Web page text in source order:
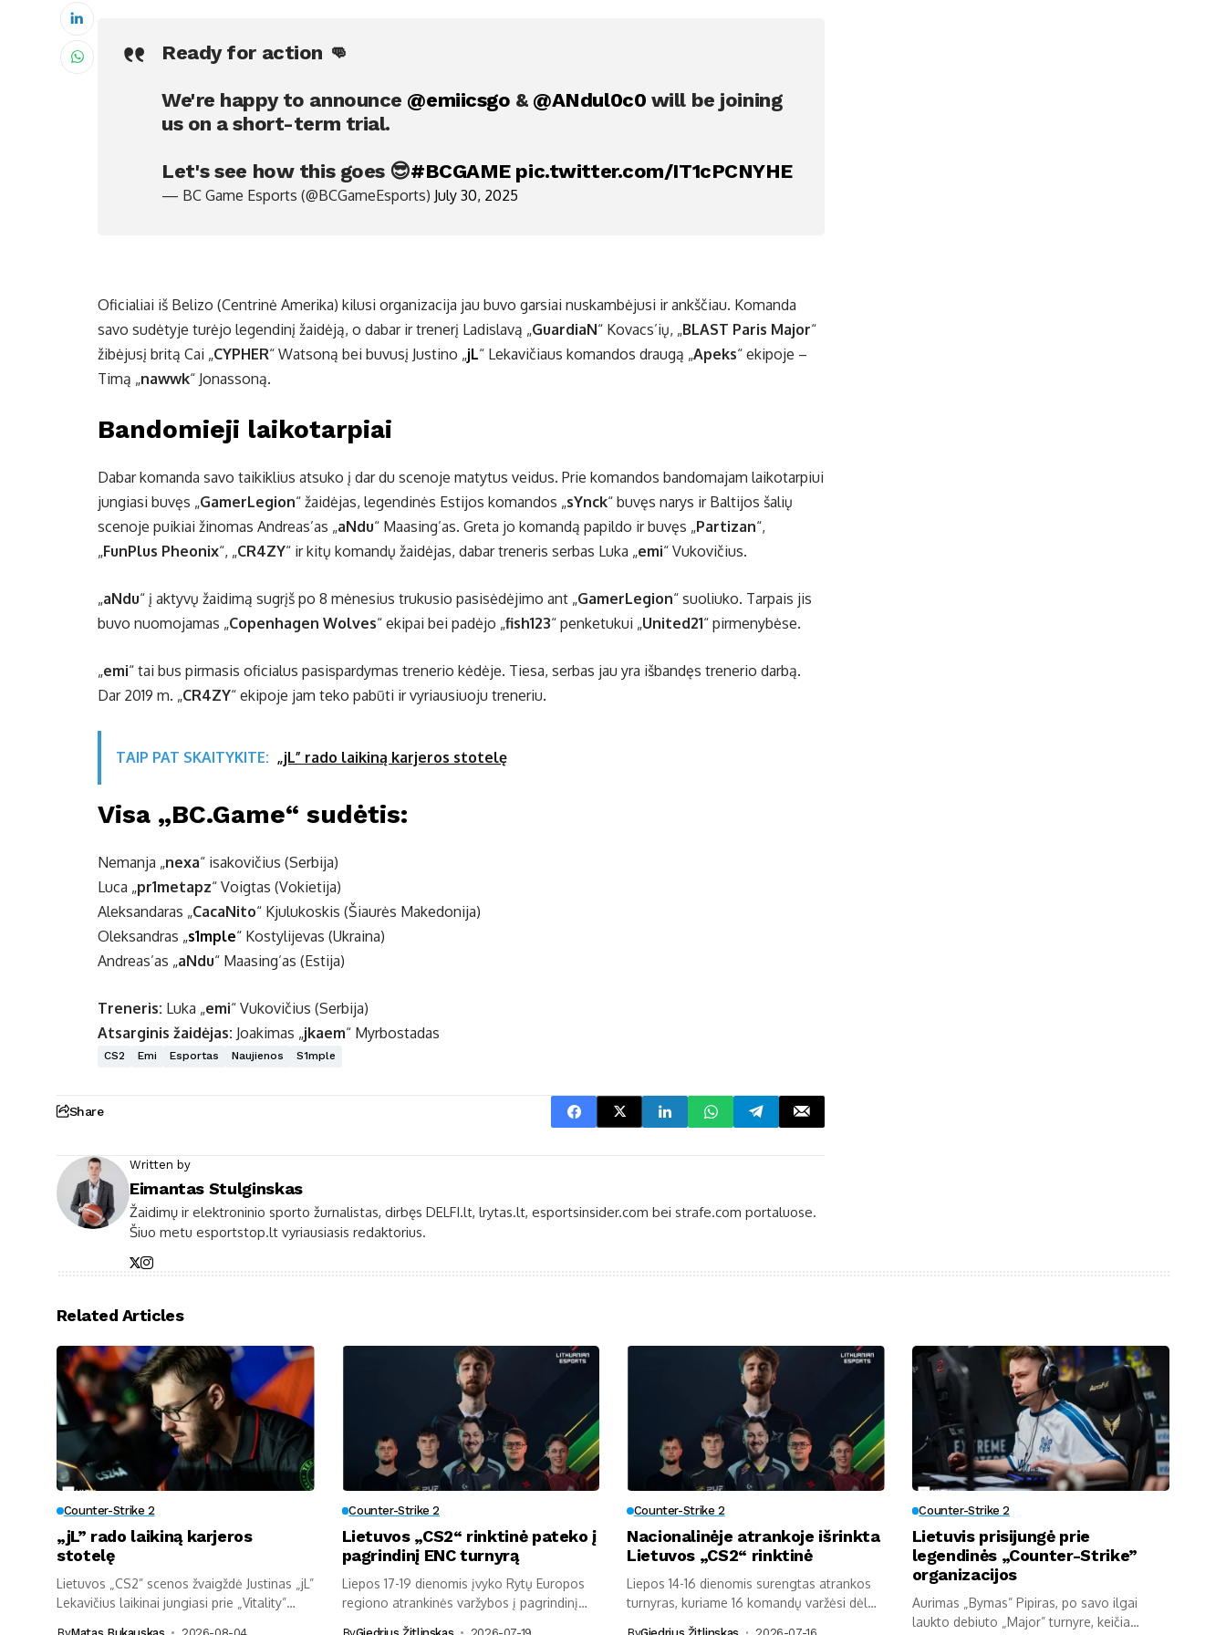
Ready for action 👊
We're happy to announce @emiicsgo & @ANdul0c0 will be joining
us on a short-term trial.
Let's see how this goes 😎#BCGAME pic.twitter.com/IT1cPCNYHE
— BC Game Esports (@BCGameEsports) July 30, 2025
Oficialiai iš Belizo (Centrinė Amerika) kilusi organizacija jau buvo garsiai nuskambėjusi ir ankščiau. Komanda
savo sudėtyje turėjo legendinį žaidėją, o dabar ir trenerį Ladislavą „GuardiaN“ Kovacs’ių, „BLAST Paris Major“
žibėjusį britą Cai „CYPHER“ Watsoną bei buvusį Justino „jL“ Lekavičiaus komandos draugą „Apeks“ ekipoje –
Timą „nawwk“ Jonassoną.
Bandomieji laikotarpiai
Dabar komanda savo taikiklius atsuko į dar du scenoje matytus veidus. Prie komandos bandomajam laikotarpiui
jungiasi buvęs „GamerLegion“ žaidėjas, legendinės Estijos komandos „sYnck“ buvęs narys ir Baltijos šalių
scenoje puikiai žinomas Andreas’as „aNdu“ Maasing’as. Greta jo komandą papildo ir buvęs „Partizan“,
„FunPlus Pheonix“, „CR4ZY“ ir kitų komandų žaidėjas, dabar treneris serbas Luka „emi“ Vukovičius.
„aNdu“ į aktyvų žaidimą sugrįš po 8 mėnesius trukusio pasisėdėjimo ant „GamerLegion“ suoliuko. Tarpais jis
buvo nuomojamas „Copenhagen Wolves“ ekipai bei padėjo „fish123“ penketukui „United21“ pirmenybėse.
„emi“ tai bus pirmasis oficialus pasispardymas trenerio kėdėje. Tiesa, serbas jau yra išbandęs trenerio darbą.
Dar 2019 m. „CR4ZY“ ekipoje jam teko pabūti ir vyriausiuoju treneriu.
TAIP PAT SKAITYKITE: „jL” rado laikiną karjeros stotelę
Visa „BC.Game“ sudėtis:
Nemanja „nexa“ isakovičius (Serbija)
Luca „pr1metapz“ Voigtas (Vokietija)
Aleksandaras „CacaNito“ Kjulukoskis (Šiaurės Makedonija)
Oleksandras „s1mple“ Kostylijevas (Ukraina)
Andreas’as „aNdu“ Maasing’as (Estija)
Treneris: Luka „emi“ Vukovičius (Serbija)
Atsarginis žaidėjas: Joakimas „jkaem“ Myrbostadas
CS2 Emi Esportas Naujienos S1mple
Share
Written by
Eimantas Stulginskas
Žaidimų ir elektroninio sporto žurnalistas, dirbęs DELFI.lt, lrytas.lt, esportsinsider.com bei strafe.com portaluose.
Šiuo metu esportstop.lt vyriausiasis redaktorius.
Related Articles
Counter-Strike 2
„jL” rado laikiną karjeros
stotelę
Lietuvos „CS2” scenos žvaigždė Justinas „jL”
Lekavičius laikinai jungiasi prie „Vitality”
Counter-Strike 2
Lietuvos „CS2“ rinktinė pateko į
pagrindinį ENC turnyrą
Liepos 17-19 dienomis įvyko Rytų Europos
regiono atrankinės varžybos į pagrindinį
Counter-Strike 2
Nacionalinėje atrankoje išrinkta
Lietuvos „CS2“ rinktinė
Liepos 14-16 dienomis surengtas atrankos
turnyras, kuriame 16 komandų varžėsi dėl
Counter-Strike 2
Lietuvis prisijungė prie
legendinės „Counter-Strike”
organizacijos
Aurimas „Bymas” Pipiras, po savo ilgai
laukto debiuto „Major” turnyre, keičia